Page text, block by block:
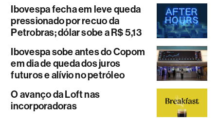
Ibovespa fecha em leve queda
pressionado por recuo da
Petrobras; dólar sobe a R$ 5,13
Ibovespa sobe antes do Copom
em dia de queda dos juros
futuros e alívio no petróleo
O avanço da Loft nas
incorporadoras